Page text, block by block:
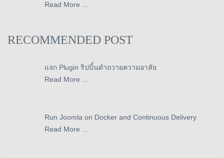
Read More ...
RECOMMENDED POST
แจก Plugin ริปบิ้นดำถวายความอาลัย
Read More ...
Run Joomla on Docker and Continuous Delivery
Read More ...